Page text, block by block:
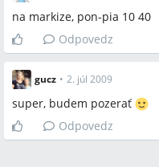
na markize, pon-pia 10 40
Odpovedz
gucz • 2. júl 2009
super, budem pozerať
Odpovedz